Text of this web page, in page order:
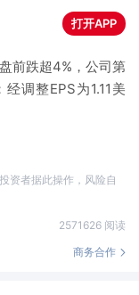
打开APP
前跌超4%，公司第
调整EPS为1.11美
资者据此操作，风险自
2571626 阅读
商务合作